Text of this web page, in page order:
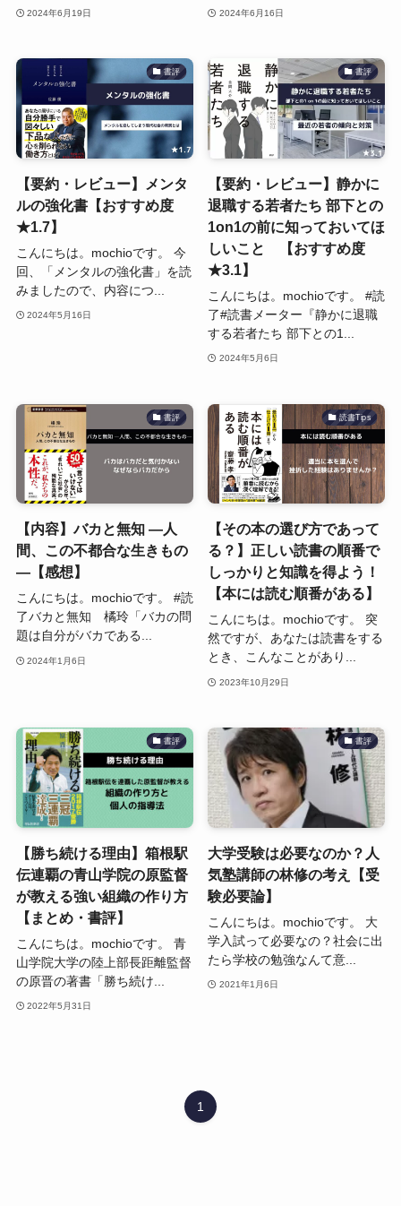
2024年6月19日 2024年6月16日
書評
【要約・レビュー】メンタ
ルの強化書【おすすめ度
★1.7】
こんにちは。mochioです。 今
回、「メンタルの強化書」を読
みましたので、内容につ...
2024年5月16日
書評
【要約・レビュー】静かに
退職する若者たち 部下との
1on1の前に知っておいてほ
しいこと 【おすすめ度
★3.1】
こんにちは。mochioです。 #読
了#読書メーター『静かに退職
する若者たち 部下との1...
2024年5月6日
書評
【内容】バカと無知 ―人
間、この不都合な生きもの
―【感想】
こんにちは。mochioです。 #読
了バカと無知 橘玲「バカの問
題は自分がバカである...
2024年1月6日
読書Tips
【その本の選び方であって
る？】正しい読書の順番で
しっかりと知識を得よう！
【本には読む順番がある】
こんにちは。mochioです。 突
然ですが、あなたは読書をする
とき、こんなことがあり...
2023年10月29日
書評
【勝ち続ける理由】箱根駅
伝連覇の青山学院の原監督
が教える強い組織の作り方
【まとめ・書評】
こんにちは。mochioです。 青
山学院大学の陸上部長距離監督
の原晋の著書「勝ち続け...
2022年5月31日
書評
大学受験は必要なのか？人
気塾講師の林修の考え【受
験必要論】
こんにちは。mochioです。 大
学入試って必要なの？社会に出
たら学校の勉強なんて意...
2021年1月6日
1